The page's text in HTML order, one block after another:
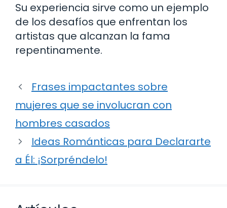
Su experiencia sirve como un ejemplo
de los desafíos que enfrentan los
artistas que alcanzan la fama
repentinamente.
Frases impactantes sobre
mujeres que se involucran con
hombres casados
Ideas Románticas para Declararte
a Él: ¡Sorpréndelo!